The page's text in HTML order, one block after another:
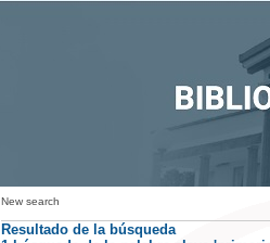
New search
Resultado de la búsqueda